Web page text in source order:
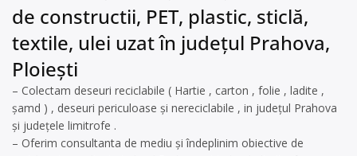
de constructii, PET, plastic, sticlă,
textile, ulei uzat în județul Prahova,
Ploiești
– Colectam deseuri reciclabile ( Hartie , carton , folie , ladite ,
șamd ) , deseuri periculoase și nereciclabile , in județul Prahova
și județele limitrofe .
– Oferim consultanta de mediu și îndeplinim obiective de